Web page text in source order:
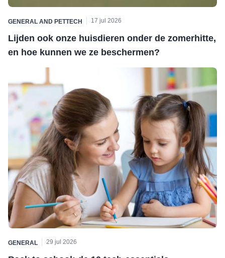
GENERAL AND PETTECH 17 jul 2026
Lijden ook onze huisdieren onder de zomerhitte,
en hoe kunnen we ze beschermen?
GENERAL 29 jul 2026